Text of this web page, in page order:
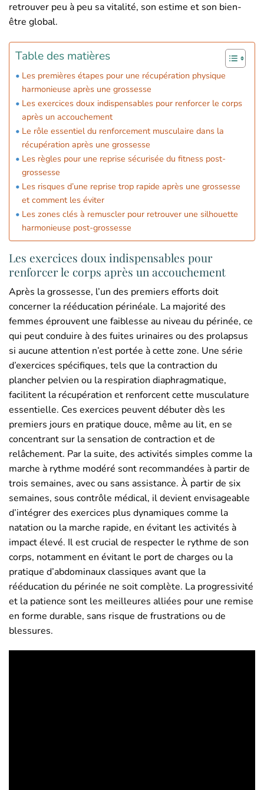
retrouver peu à peu sa vitalité, son estime et son bien-
être global.
Table des matières
Les premières étapes pour une récupération physique
harmonieuse après une grossesse
Les exercices doux indispensables pour renforcer le corps
après un accouchement
Le rôle essentiel du renforcement musculaire dans la
récupération après une grossesse
Les règles pour une reprise sécurisée du fitness post-
grossesse
Les risques d’une reprise trop rapide après une grossesse
et comment les éviter
Les zones clés à remuscler pour retrouver une silhouette
harmonieuse post-grossesse
Les exercices doux indispensables pour
renforcer le corps après un accouchement
Après la grossesse, l’un des premiers efforts doit
concerner la rééducation périnéale. La majorité des
femmes éprouvent une faiblesse au niveau du périnée, ce
qui peut conduire à des fuites urinaires ou des prolapsus
si aucune attention n’est portée à cette zone. Une série
d’exercices spécifiques, tels que la contraction du
plancher pelvien ou la respiration diaphragmatique,
facilitent la récupération et renforcent cette musculature
essentielle. Ces exercices peuvent débuter dès les
premiers jours en pratique douce, même au lit, en se
concentrant sur la sensation de contraction et de
relâchement. Par la suite, des activités simples comme la
marche à rythme modéré sont recommandées à partir de
trois semaines, avec ou sans assistance. À partir de six
semaines, sous contrôle médical, il devient envisageable
d’intégrer des exercices plus dynamiques comme la
natation ou la marche rapide, en évitant les activités à
impact élevé. Il est crucial de respecter le rythme de son
corps, notamment en évitant le port de charges ou la
pratique d’abdominaux classiques avant que la
rééducation du périnée ne soit complète. La progressivité
et la patience sont les meilleures alliées pour une remise
en forme durable, sans risque de frustrations ou de
blessures.